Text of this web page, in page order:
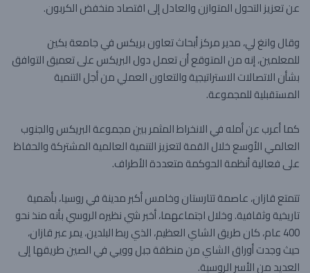
عن تعزيز التحول المتوازن والعادل إلى اقتصاد منخفض الكربون.
وقال وانغ لي، مدير مركز أبحاث تعاون بريكس في جامعة بكين
للمعلمين، إنه من المتوقع أن تعمل دول البريكس على تعميق التوافق
بشأن الاتصالات الاستراتيجية والتعاون العملي من أجل التنمية
المستقبلية للمجموعة.
كما أعرب عن أمله في الانخراط المثمر بين مجموعة البريكس والجنوب
العالمي الأوسع خلال القمة لتعزيز التنمية العالمية المشتركة والحفاظ
على فعالية أنظمة الحوكمة متعددة الأطراف.
تتمتع قازان، عاصمة تتارستان وخامس أكبر مدينة في روسيا، بأهمية
تاريخية وثقافية. وخلال اجتماعهما، أخبر شي نظيره الروسي بأنه منذ نحو
400 عام، كان طريق الشاي العظيم، الذي ربط البلدين، يمر عبر قازان،
حيث وجدت أوراق الشاي من منطقة جبل وويي في الصين طريقها إلى
العديد من الأسر الروسية.